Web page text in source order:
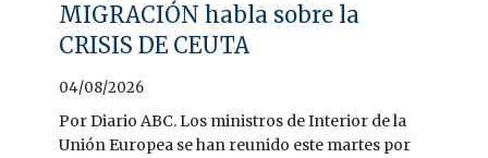
MIGRACIÓN habla sobre la
CRISIS DE CEUTA
04/08/2026
Por Diario ABC. Los ministros de Interior de la
Unión Europea se han reunido este martes por